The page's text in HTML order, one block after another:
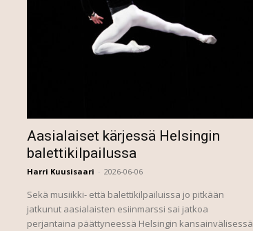
Aasialaiset kärjessä Helsingin
balettikilpailussa
Harri Kuusisaari - 2026-06-06
Sekä musiikki- että balettikilpailuissa jo pitkään
jatkunut aasialaisten esiinmarssi sai jatkoa
perjantaina päättyneessä Helsingin kansainvälisessä